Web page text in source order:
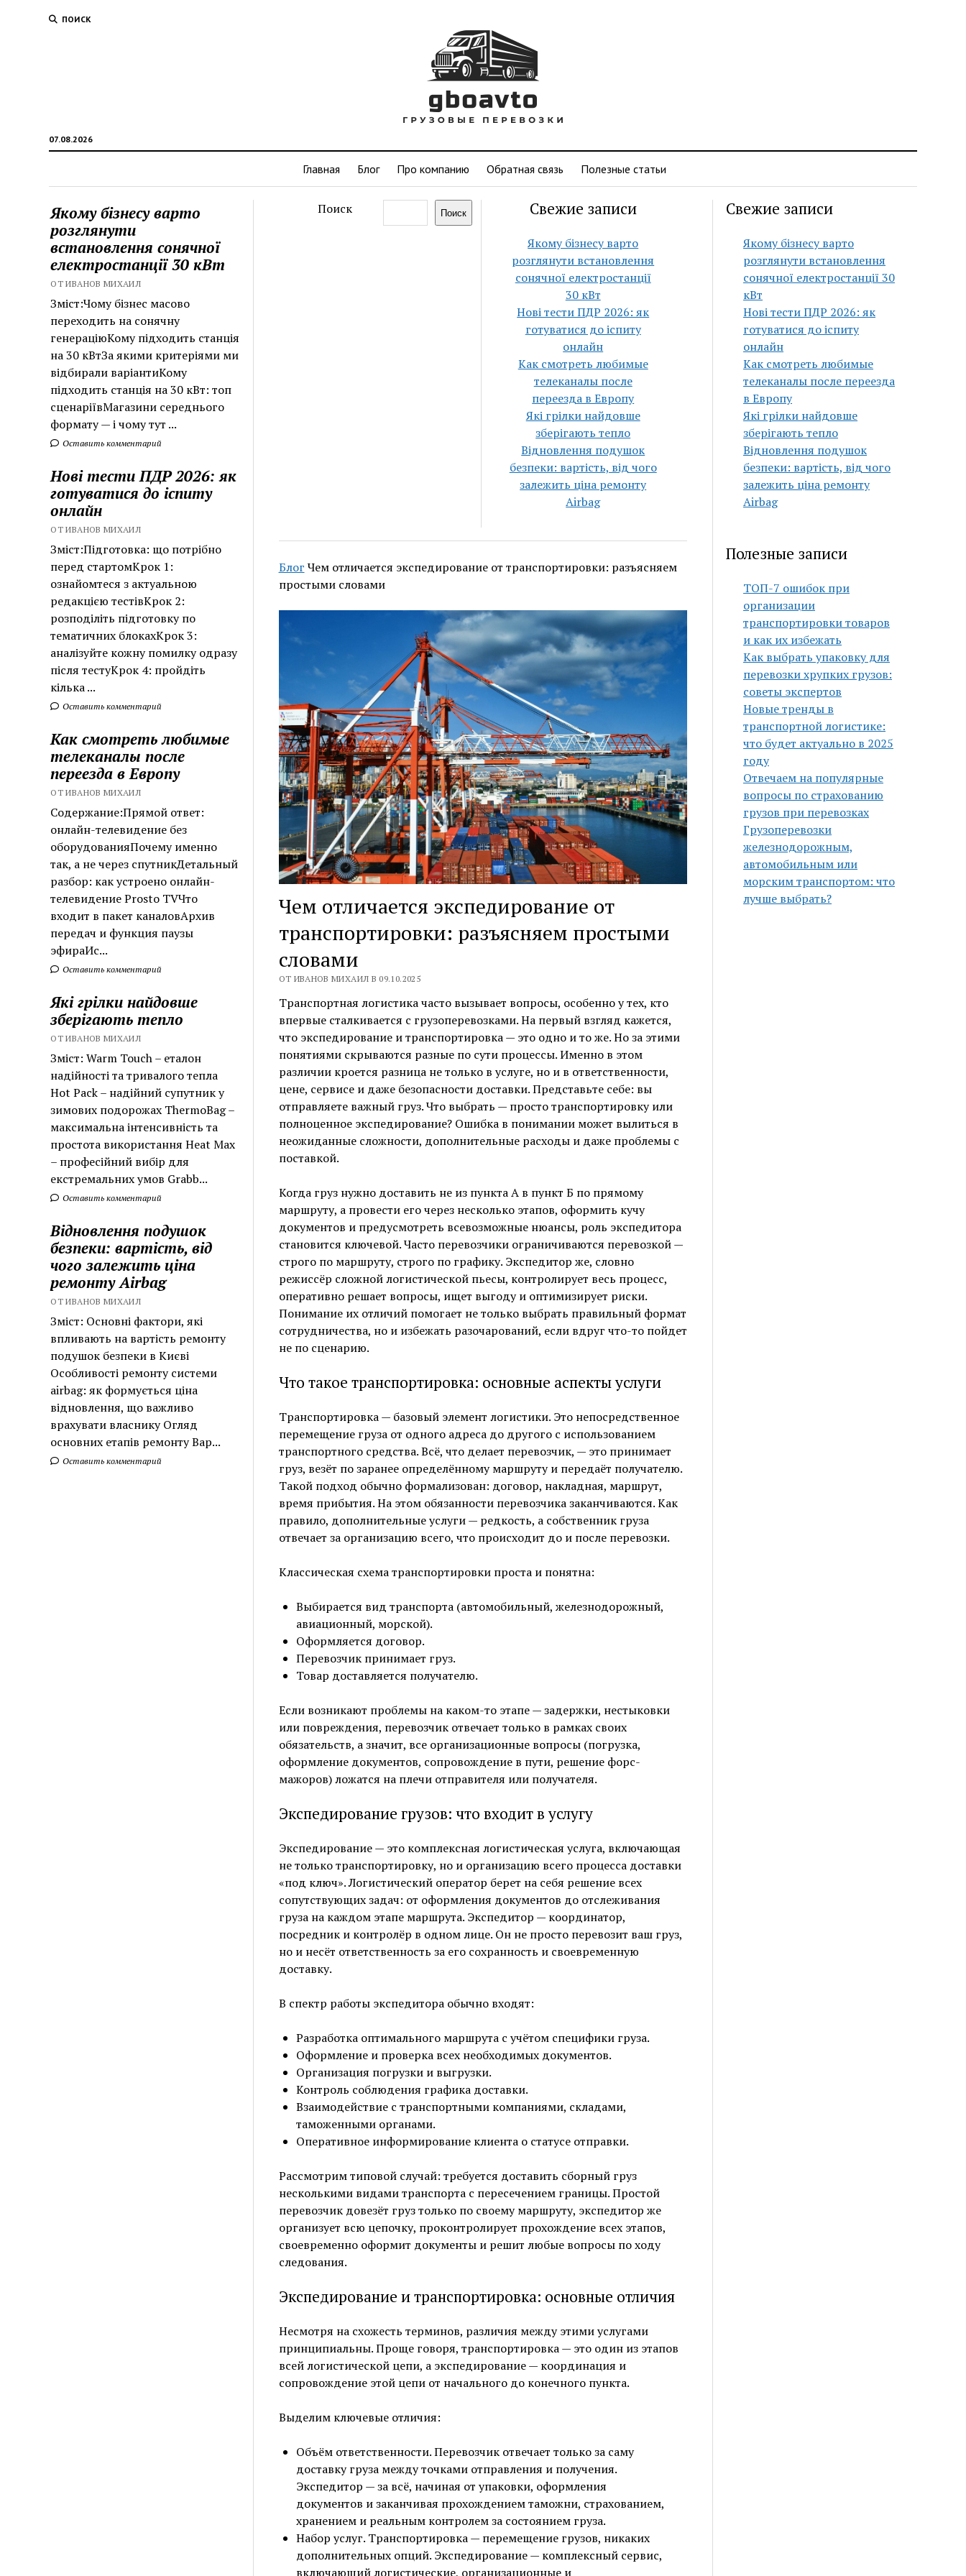
ПОИСК
07.08.2026
Главная Блог Про компанию Обратная связь Полезные статьи
Якому бізнесу варто
розглянути
встановлення сонячної
електростанції 30 кВт
ОТ ИВАНОВ МИХАИЛ
Зміст:Чому бізнес масово
переходить на сонячну
генераціюКому підходить станція
на 30 кВтЗа якими критеріями ми
відбирали варіантиКому
підходить станція на 30 кВт: топ
сценаріївМагазини середнього
формату — і чому тут ...
Оставить комментарий
Нові тести ПДР 2026: як
готуватися до іспиту
онлайн
ОТ ИВАНОВ МИХАИЛ
Зміст:Підготовка: що потрібно
перед стартомКрок 1:
ознайомтеся з актуальною
редакцією тестівКрок 2:
розподіліть підготовку по
тематичних блокахКрок 3:
аналізуйте кожну помилку одразу
після тестуКрок 4: пройдіть
кілька ...
Оставить комментарий
Как смотреть любимые
телеканалы после
переезда в Европу
ОТ ИВАНОВ МИХАИЛ
Содержание:Прямой ответ:
онлайн-телевидение без
оборудованияПочему именно
так, а не через спутникДетальный
разбор: как устроено онлайн-
телевидение Prosto TVЧто
входит в пакет каналовАрхив
передач и функция паузы
эфираИс...
Оставить комментарий
Які грілки найдовше
зберігають тепло
ОТ ИВАНОВ МИХАИЛ
Зміст: Warm Touch – еталон
надійності та тривалого тепла
Hot Pack – надійний супутник у
зимових подорожах ThermoBag –
максимальна інтенсивність та
простота використання Heat Max
– професійний вибір для
екстремальних умов Grabb...
Оставить комментарий
Відновлення подушок
безпеки: вартість, від
чого залежить ціна
ремонту Airbag
ОТ ИВАНОВ МИХАИЛ
Зміст: Основні фактори, які
впливають на вартість ремонту
подушок безпеки в Києві
Особливості ремонту системи
airbag: як формується ціна
відновлення, що важливо
врахувати власнику Огляд
основних етапів ремонту Вар...
Оставить комментарий
Поиск Поиск Свежие записи
Якому бізнесу варто
розглянути встановлення
сонячної електростанції
30 кВт
Нові тести ПДР 2026: як
готуватися до іспиту
онлайн
Как смотреть любимые
телеканалы после
переезда в Европу
Які грілки найдовше
зберігають тепло
Відновлення подушок
безпеки: вартість, від чого
залежить ціна ремонту
Airbag
Блог Чем отличается экспедирование от транспортировки: разъясняем
простыми словами
Чем отличается экспедирование от
транспортировки: разъясняем простыми
словами
ОТ ИВАНОВ МИХАИЛ В 09.10.2025
Транспортная логистика часто вызывает вопросы, особенно у тех, кто
впервые сталкивается с грузоперевозками. На первый взгляд кажется,
что экспедирование и транспортировка — это одно и то же. Но за этими
понятиями скрываются разные по сути процессы. Именно в этом
различии кроется разница не только в услуге, но и в ответственности,
цене, сервисе и даже безопасности доставки. Представьте себе: вы
отправляете важный груз. Что выбрать — просто транспортировку или
полноценное экспедирование? Ошибка в понимании может вылиться в
неожиданные сложности, дополнительные расходы и даже проблемы с
поставкой.
Когда груз нужно доставить не из пункта А в пункт Б по прямому
маршруту, а провести его через несколько этапов, оформить кучу
документов и предусмотреть всевозможные нюансы, роль экспедитора
становится ключевой. Часто перевозчики ограничиваются перевозкой —
строго по маршруту, строго по графику. Экспедитор же, словно
режиссёр сложной логистической пьесы, контролирует весь процесс,
оперативно решает вопросы, ищет выгоду и оптимизирует риски.
Понимание их отличий помогает не только выбрать правильный формат
сотрудничества, но и избежать разочарований, если вдруг что-то пойдет
не по сценарию.
Что такое транспортировка: основные аспекты услуги
Транспортировка — базовый элемент логистики. Это непосредственное
перемещение груза от одного адреса до другого с использованием
транспортного средства. Всё, что делает перевозчик, — это принимает
груз, везёт по заранее определённому маршруту и передаёт получателю.
Такой подход обычно формализован: договор, накладная, маршрут,
время прибытия. На этом обязанности перевозчика заканчиваются. Как
правило, дополнительные услуги — редкость, а собственник груза
отвечает за организацию всего, что происходит до и после перевозки.
Классическая схема транспортировки проста и понятна:
Выбирается вид транспорта (автомобильный, железнодорожный,
авиационный, морской).
Оформляется договор.
Перевозчик принимает груз.
Товар доставляется получателю.
Если возникают проблемы на каком-то этапе — задержки, нестыковки
или повреждения, перевозчик отвечает только в рамках своих
обязательств, а значит, все организационные вопросы (погрузка,
оформление документов, сопровождение в пути, решение форс-
мажоров) ложатся на плечи отправителя или получателя.
Экспедирование грузов: что входит в услугу
Экспедирование — это комплексная логистическая услуга, включающая
не только транспортировку, но и организацию всего процесса доставки
«под ключ». Логистический оператор берет на себя решение всех
сопутствующих задач: от оформления документов до отслеживания
груза на каждом этапе маршрута. Экспедитор — координатор,
посредник и контролёр в одном лице. Он не просто перевозит ваш груз,
но и несёт ответственность за его сохранность и своевременную
доставку.
В спектр работы экспедитора обычно входят:
Разработка оптимального маршрута с учётом специфики груза.
Оформление и проверка всех необходимых документов.
Организация погрузки и выгрузки.
Контроль соблюдения графика доставки.
Взаимодействие с транспортными компаниями, складами,
таможенными органами.
Оперативное информирование клиента о статусе отправки.
Рассмотрим типовой случай: требуется доставить сборный груз
несколькими видами транспорта с пересечением границы. Простой
перевозчик довезёт груз только по своему маршруту, экспедитор же
организует всю цепочку, проконтролирует прохождение всех этапов,
своевременно оформит документы и решит любые вопросы по ходу
следования.
Экспедирование и транспортировка: основные отличия
Несмотря на схожесть терминов, различия между этими услугами
принципиальны. Проще говоря, транспортировка — это один из этапов
всей логистической цепи, а экспедирование — координация и
сопровождение этой цепи от начального до конечного пункта.
Выделим ключевые отличия:
Объём ответственности. Перевозчик отвечает только за саму
доставку груза между точками отправления и получения.
Экспедитор — за всё, начиная от упаковки, оформления
документов и заканчивая прохождением таможни, страхованием,
хранением и реальным контролем за состоянием груза.
Набор услуг. Транспортировка — перемещение грузов, никаких
дополнительных опций. Экспедирование — комплексный сервис,
включающий логистические, организационные и
Свежие записи
Якому бізнесу варто
розглянути встановлення
сонячної електростанції 30
кВт
Нові тести ПДР 2026: як
готуватися до іспиту
онлайн
Как смотреть любимые
телеканалы после переезда
в Европу
Які грілки найдовше
зберігають тепло
Відновлення подушок
безпеки: вартість, від чого
залежить ціна ремонту
Airbag
Полезные записи
ТОП-7 ошибок при
организации
транспортировки товаров
и как их избежать
Как выбрать упаковку для
перевозки хрупких грузов:
советы экспертов
Новые тренды в
транспортной логистике:
что будет актуально в 2025
году
Отвечаем на популярные
вопросы по страхованию
грузов при перевозках
Грузоперевозки
железнодорожным,
автомобильным или
морским транспортом: что
лучше выбрать?